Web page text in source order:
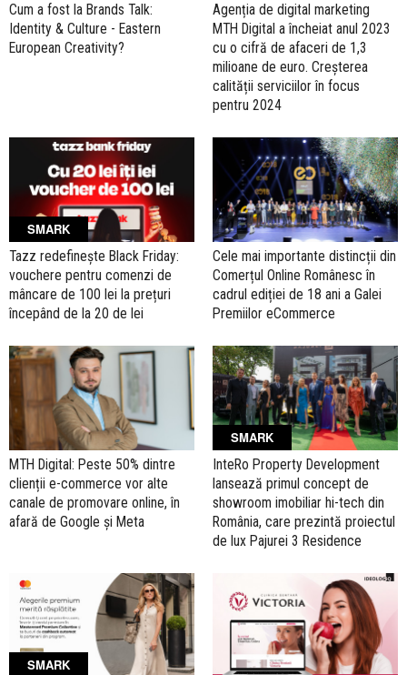
Cum a fost la Brands Talk:
Identity & Culture - Eastern
European Creativity?
Agenția de digital marketing
MTH Digital a încheiat anul 2023
cu o cifră de afaceri de 1,3
milioane de euro. Creșterea
calității serviciilor în focus
pentru 2024
SMARK
Tazz redefinește Black Friday:
vouchere pentru comenzi de
mâncare de 100 lei la prețuri
începând de la 20 de lei
Cele mai importante distincții din
Comerțul Online Românesc în
cadrul ediției de 18 ani a Galei
Premiilor eCommerce
MTH Digital: Peste 50% dintre
clienții e-commerce vor alte
canale de promovare online, în
afară de Google și Meta
SMARK
InteRo Property Development
lansează primul concept de
showroom imobiliar hi-tech din
România, care prezintă proiectul
de lux Pajurei 3 Residence
SMARK